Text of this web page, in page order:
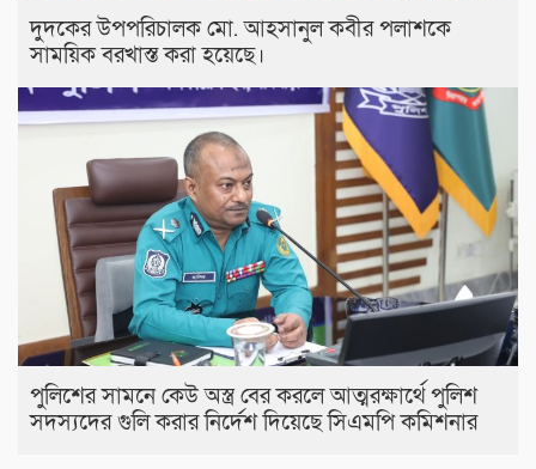
দুদকের উপপরিচালক মো. আহসানুল কবীর পলাশকে
সাময়িক বরখাস্ত করা হয়েছে।
পুলিশের সামনে কেউ অস্ত্র বের করলে আত্মরক্ষার্থে পুলিশ
সদস্যদের গুলি করার নির্দেশ দিয়েছে সিএমপি কমিশনার